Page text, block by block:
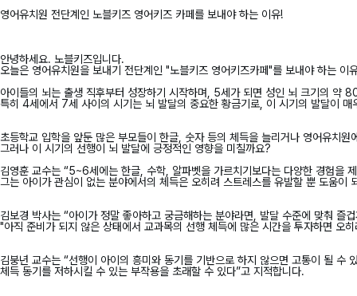
영어유치원 전단계인 노블키즈 영어키즈 카페를 보내야 하는 이유!
안녕하세요. 노블키즈입니다.
오늘은 영어유치원을 보내기 전단계인 "노블키즈 영어키즈카페"를 보내야 하는 이
아이들의 뇌는 출생 직후부터 성장하기 시작하며, 5세가 되면 성인 뇌 크기의 약
특히 4세에서 7세 사이의 시기는 뇌 발달의 중요한 황금기로, 이 시기의 발달이 매
초등학교 입학을 앞둔 많은 부모들이 한글, 숫자 등의 체득을 늘리거나 영어유치원
그러나 이 시기의 선행이 뇌 발달에 긍정적인 영향을 미칠까요?
김영훈 교수는 “5~6세에는 한글, 수학, 알파벳을 가르치기보다는 다양한 경험을
그는 아이가 관심이 없는 분야에서의 체득은 오히려 스트레스를 유발할 뿐 도움이
김보경 박사는 “아이가 정말 좋아하고 궁금해하는 분야라면, 발달 수준에 맞춰 즐
"아직 준비가 되지 않은 상태에서 교과목의 선행 체득에 많은 시간을 투자하면 오
김붕년 교수는 “선행이 아이의 흥미와 동기를 기반으로 하지 않으면 고통이 될 수
체득 동기를 저하시킬 수 있는 부작용을 초래할 수 있다”고 지적합니다.